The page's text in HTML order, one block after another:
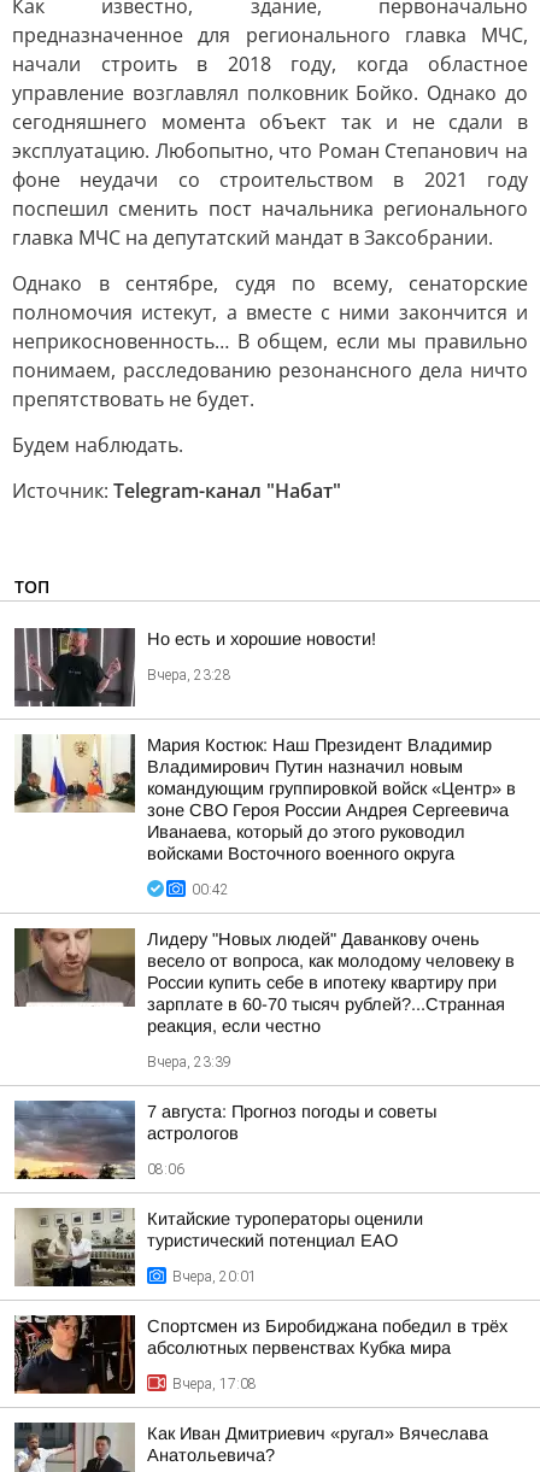
Как известно, здание, первоначально
предназначенное для регионального главка МЧС,
начали строить в 2018 году, когда областное
управление возглавлял полковник Бойко. Однако до
сегодняшнего момента объект так и не сдали в
эксплуатацию. Любопытно, что Роман Степанович на
фоне неудачи со строительством в 2021 году
поспешил сменить пост начальника регионального
главка МЧС на депутатский мандат в Заксобрании.
Однако в сентябре, судя по всему, сенаторские
полномочия истекут, а вместе с ними закончится и
неприкосновенность… В общем, если мы правильно
понимаем, расследованию резонансного дела ничто
препятствовать не будет.
Будем наблюдать.
Источник: Telegram-канал "Набат"
ТОП
Но есть и хорошие новости!
Вчера, 23:28
Мария Костюк: Наш Президент Владимир
Владимирович Путин назначил новым
командующим группировкой войск «Центр» в
зоне СВО Героя России Андрея Сергеевича
Иванаева, который до этого руководил
войсками Восточного военного округа
00:42
Лидеру "Новых людей" Даванкову очень
весело от вопроса, как молодому человеку в
России купить себе в ипотеку квартиру при
зарплате в 60-70 тысяч рублей?...Странная
реакция, если честно
Вчера, 23:39
7 августа: Прогноз погоды и советы
астрологов
08:06
Китайские туроператоры оценили
туристический потенциал ЕАО
Вчера, 20:01
Спортсмен из Биробиджана победил в трёх
абсолютных первенствах Кубка мира
Вчера, 17:08
Как Иван Дмитриевич «ругал» Вячеслава
Анатольевича?